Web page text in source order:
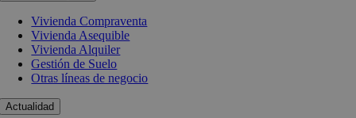
Vivienda Compraventa
Vivienda Asequible
Vivienda Alquiler
Gestión de Suelo
Otras líneas de negocio
Actualidad